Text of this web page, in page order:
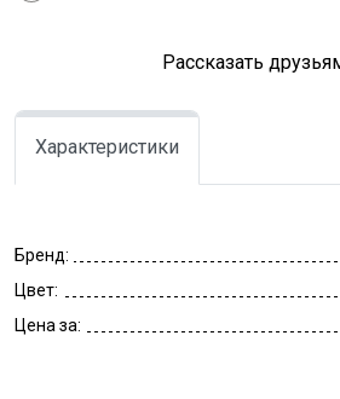
Рассказать
Характеристики
Бренд:
Цвет:
Цена за: